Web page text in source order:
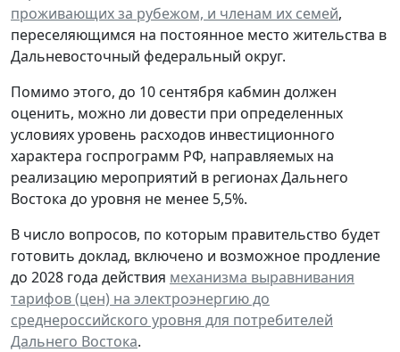
проживающих за рубежом, и членам их семей,
переселяющимся на постоянное место жительства в
Дальневосточный федеральный округ.
Помимо этого, до 10 сентября кабмин должен
оценить, можно ли довести при определенных
условиях уровень расходов инвестиционного
характера госпрограмм РФ, направляемых на
реализацию мероприятий в регионах Дальнего
Востока до уровня не менее 5,5%.
В число вопросов, по которым правительство будет
готовить доклад, включено и возможное продление
до 2028 года действия механизма выравнивания
тарифов (цен) на электроэнергию до
среднероссийского уровня для потребителей
Дальнего Востока.